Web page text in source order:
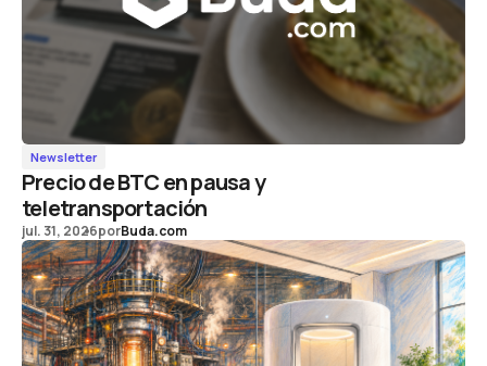
Newsletter
Precio de BTC en pausa y
teletransportación
jul. 31, 2026porBuda.com